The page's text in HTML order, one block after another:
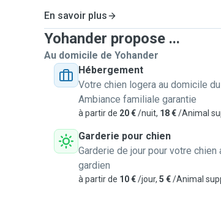
En savoir plus
Yohander propose ...
Au domicile de Yohander
Hébergement
Votre chien logera au domicile
Ambiance familiale garantie
à partir de 20 €/nuit, 18 €/Animal
Garderie pour chien
Garderie de jour pour votre chien
gardien
à partir de 10 €/jour, 5 €/Animal